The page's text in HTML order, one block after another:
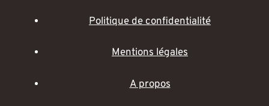
Politique de confidentialité
Mentions légales
A propos